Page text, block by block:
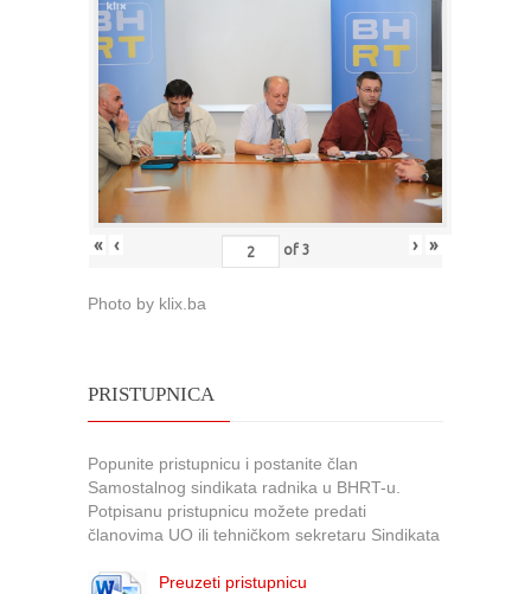
« ‹ of 3 › »
Photo by klix.ba
PRISTUPNICA
Popunite pristupnicu i postanite član
Samostalnog sindikata radnika u BHRT-u.
Potpisanu pristupnicu možete predati
članovima UO ili tehničkom sekretaru Sindikata
Preuzeti pristupnicu